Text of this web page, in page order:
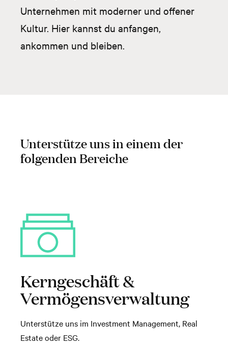
Unternehmen mit moderner und offener
Kultur. Hier kannst du anfangen,
ankommen und bleiben.
Unterstütze uns in einem der
folgenden Bereiche
Kerngeschäft &
Vermögensverwaltung
Unterstütze uns im Investment Management, Real
Estate oder ESG.